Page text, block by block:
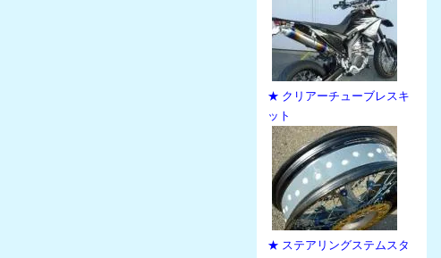
★ クリアーチューブレスキ
ット
★ ステアリングステムスタ